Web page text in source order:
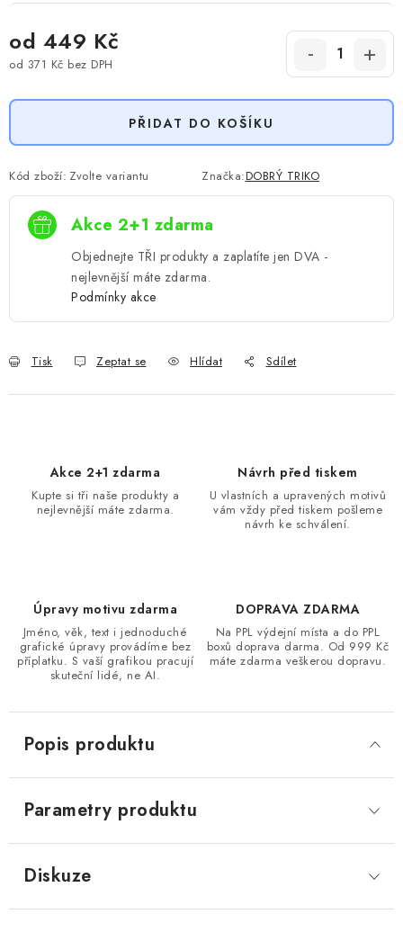
od 449 Kč
od 371 Kč bez DPH
PŘIDAT DO KOŠÍKU
Kód zboží: Zvolte variantu Značka:DOBRÝ TRIKO
Akce 2+1 zdarma
Objednejte TŘI produkty a zaplatíte jen DVA -
nejlevnější máte zdarma.
Podmínky akce
Tisk Zeptat se Hlídat Sdílet
Akce 2+1 zdarma
Kupte si tři naše produkty a
nejlevnější máte zdarma.
Návrh před tiskem
U vlastních a upravených motivů
vám vždy před tiskem pošleme
návrh ke schválení.
Úpravy motivu zdarma
Jméno, věk, text i jednoduché
grafické úpravy provádíme bez
příplatku. S vaší grafikou pracují
skuteční lidé, ne AI.
DOPRAVA ZDARMA
Na PPL výdejní místa a do PPL
boxů doprava darma. Od 999 Kč
máte zdarma veškerou dopravu.
Popis produktu
Parametry produktu
Diskuze